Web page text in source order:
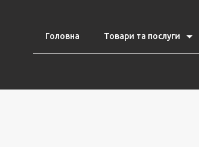
Головна Товари та послуги